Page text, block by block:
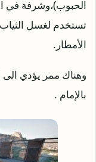
الحبوب)،وشرفة في
تستخدم لغسل الثياب
الأمطار.
وهناك ممر يؤدي
بالإمام .